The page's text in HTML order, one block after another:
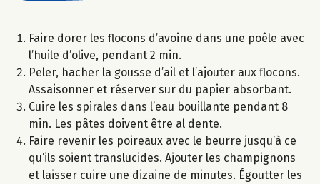
Faire dorer les flocons d’avoine dans une poêle avec
l’huile d’olive, pendant 2 min.
Peler, hacher la gousse d’ail et l’ajouter aux flocons.
Assaisonner et réserver sur du papier absorbant.
Cuire les spirales dans l’eau bouillante pendant 8
min. Les pâtes doivent être al dente.
Faire revenir les poireaux avec le beurre jusqu’à ce
qu’ils soient translucides. Ajouter les champignons
et laisser cuire une dizaine de minutes. Égoutter les